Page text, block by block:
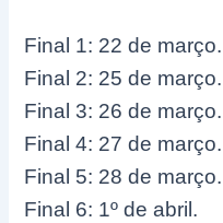
Final 1: 22 de março.
Final 2: 25 de março.
Final 3: 26 de março.
Final 4: 27 de março.
Final 5: 28 de março.
Final 6: 1º de abril.